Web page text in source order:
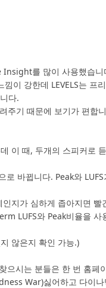
Insight를 많이 사용했습니
이 강한데 LEVELS는 프
다.
주기 때문에 보기가 편합
이 때, 두개의 스피커로
바뀝니다. Peak와 LUFS
지가 심하게 좁아지면
LUFS와 Peak비율을
않은지 확인 가능.)
시는 분들은 한 번 홈페
War)싫어하고 다이